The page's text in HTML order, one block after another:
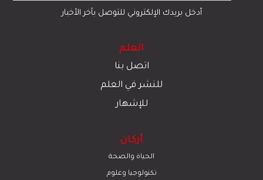
أدخل بريدك الإلكتروني للتوصل بآخر الأخبار
العلم
اتصل بنا
للنشر في العلم
للإشهار
أركان
الحياة والصحة
تكنولوجيا وعلوم